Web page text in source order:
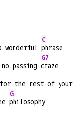
wonderful
C
phrase
passing
G7
craze
the rest of your
G
philosophy